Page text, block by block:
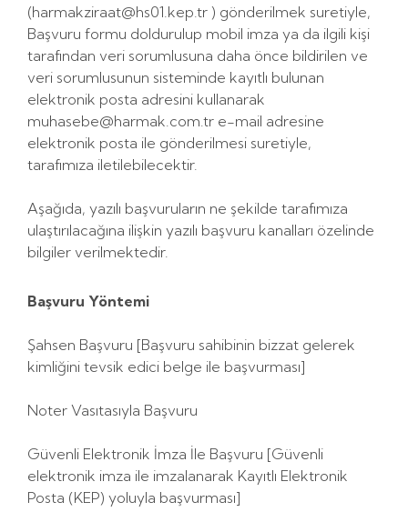
(harmakziraat@hs01.kep.tr ) gönderilmek suretiyle,
Başvuru formu doldurulup mobil imza ya da ilgili kişi
tarafından veri sorumlusuna daha önce bildirilen ve
veri sorumlusunun sisteminde kayıtlı bulunan
elektronik posta adresini kullanarak
muhasebe@harmak.com.tr e-mail adresine
elektronik posta ile gönderilmesi suretiyle,
tarafımıza iletilebilecektir.
Aşağıda, yazılı başvuruların ne şekilde tarafımıza
ulaştırılacağına ilişkin yazılı başvuru kanalları özelinde
bilgiler verilmektedir.
Başvuru Yöntemi
Şahsen Başvuru [Başvuru sahibinin bizzat gelerek
kimliğini tevsik edici belge ile başvurması]
Noter Vasıtasıyla Başvuru
Güvenli Elektronik İmza İle Başvuru [Güvenli
elektronik imza ile imzalanarak Kayıtlı Elektronik
Posta (KEP) yoluyla başvurması]